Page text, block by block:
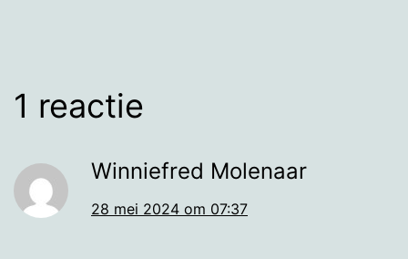
1 reactie
Winniefred Molenaar
28 mei 2024 om 07:37